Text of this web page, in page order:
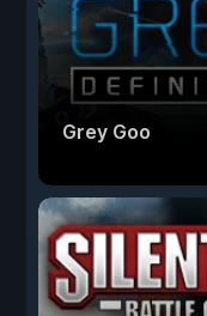
Grey Goo